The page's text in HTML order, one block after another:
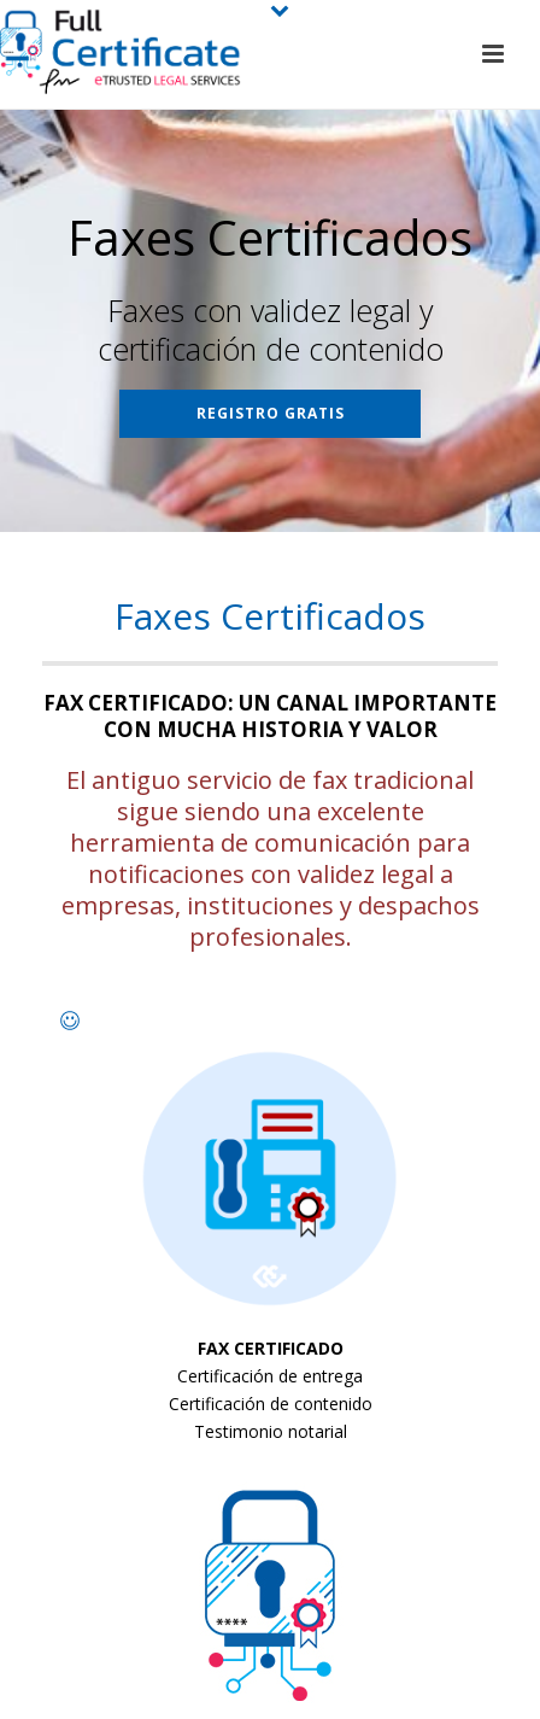
Faxes Certificados
Faxes con validez legal y
certificación de contenido
REGISTRO GRATIS
Faxes Certificados
FAX CERTIFICADO: UN CANAL IMPORTANTE
CON MUCHA HISTORIA Y VALOR
El antiguo servicio de fax tradicional
sigue siendo una excelente
herramienta de comunicación para
notificaciones con validez legal a
empresas, instituciones y despachos
profesionales.
FAX CERTIFICADO
Certificación de entrega
Certificación de contenido
Testimonio notarial